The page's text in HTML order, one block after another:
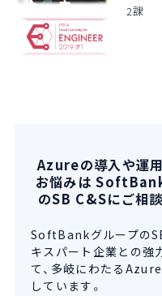
2課
Azureの導入や運
お悩みは
のSB C&Sにご相
SoftBankグループの
キスパート企業との強
て、多岐にわたる
しています。